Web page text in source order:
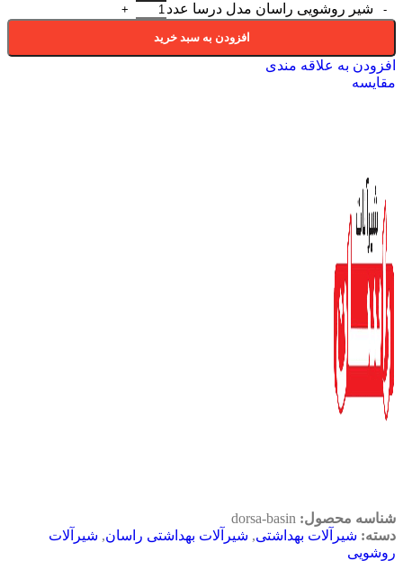
شیر روشویی راسان مدل درسا عدد
افزودن به سبد خرید
افزودن به علاقه مندی
مقایسه
شناسه محصول: dorsa-basin
دسته: شیرآلات بهداشتی, شیرآلات بهداشتی راسان, شیرآلات
روشویی